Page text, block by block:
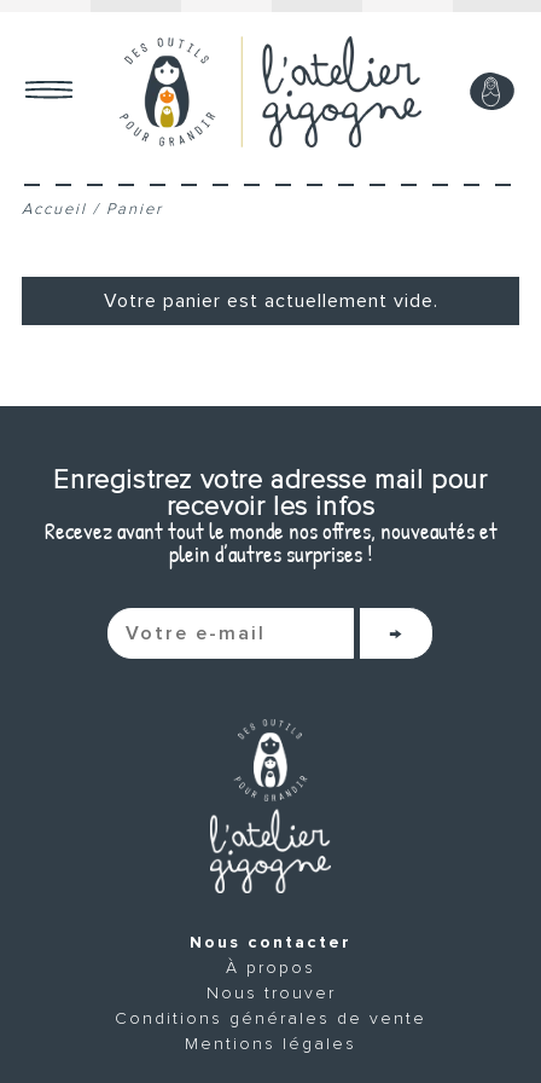
Accueil / Panier
Votre panier est actuellement vide.
Enregistrez votre adresse mail pour
recevoir les infos
Recevez avant tout le monde nos offres, nouveautés et
plein d’autres surprises !
Nous contacter
À propos
Nous trouver
Conditions générales de vente
Mentions légales